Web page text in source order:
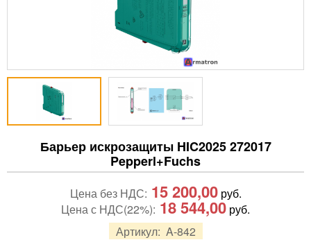
Барьер искрозащиты HIC2025 272017
Pepperl+Fuchs
Артикул: A-842
Цена без НДС: 15 200,00руб.
Цена с НДС(22%): 18 544,00 руб.